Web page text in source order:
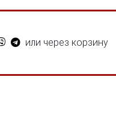
или через корзину